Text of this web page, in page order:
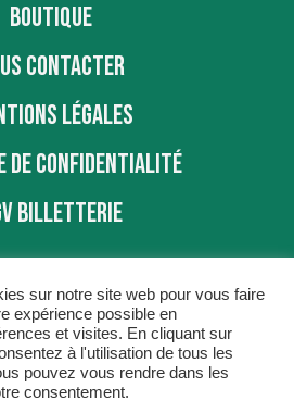
BOUTIQUE
CONTACTER
LÉGALES
DE CONFIDENTIALITÉ
BILLETTERIE
sur notre site web pour vous faire
expérience possible en
et visites. En cliquant sur
à l'utilisation de tous les
pouvez vous rendre dans les
consentement.